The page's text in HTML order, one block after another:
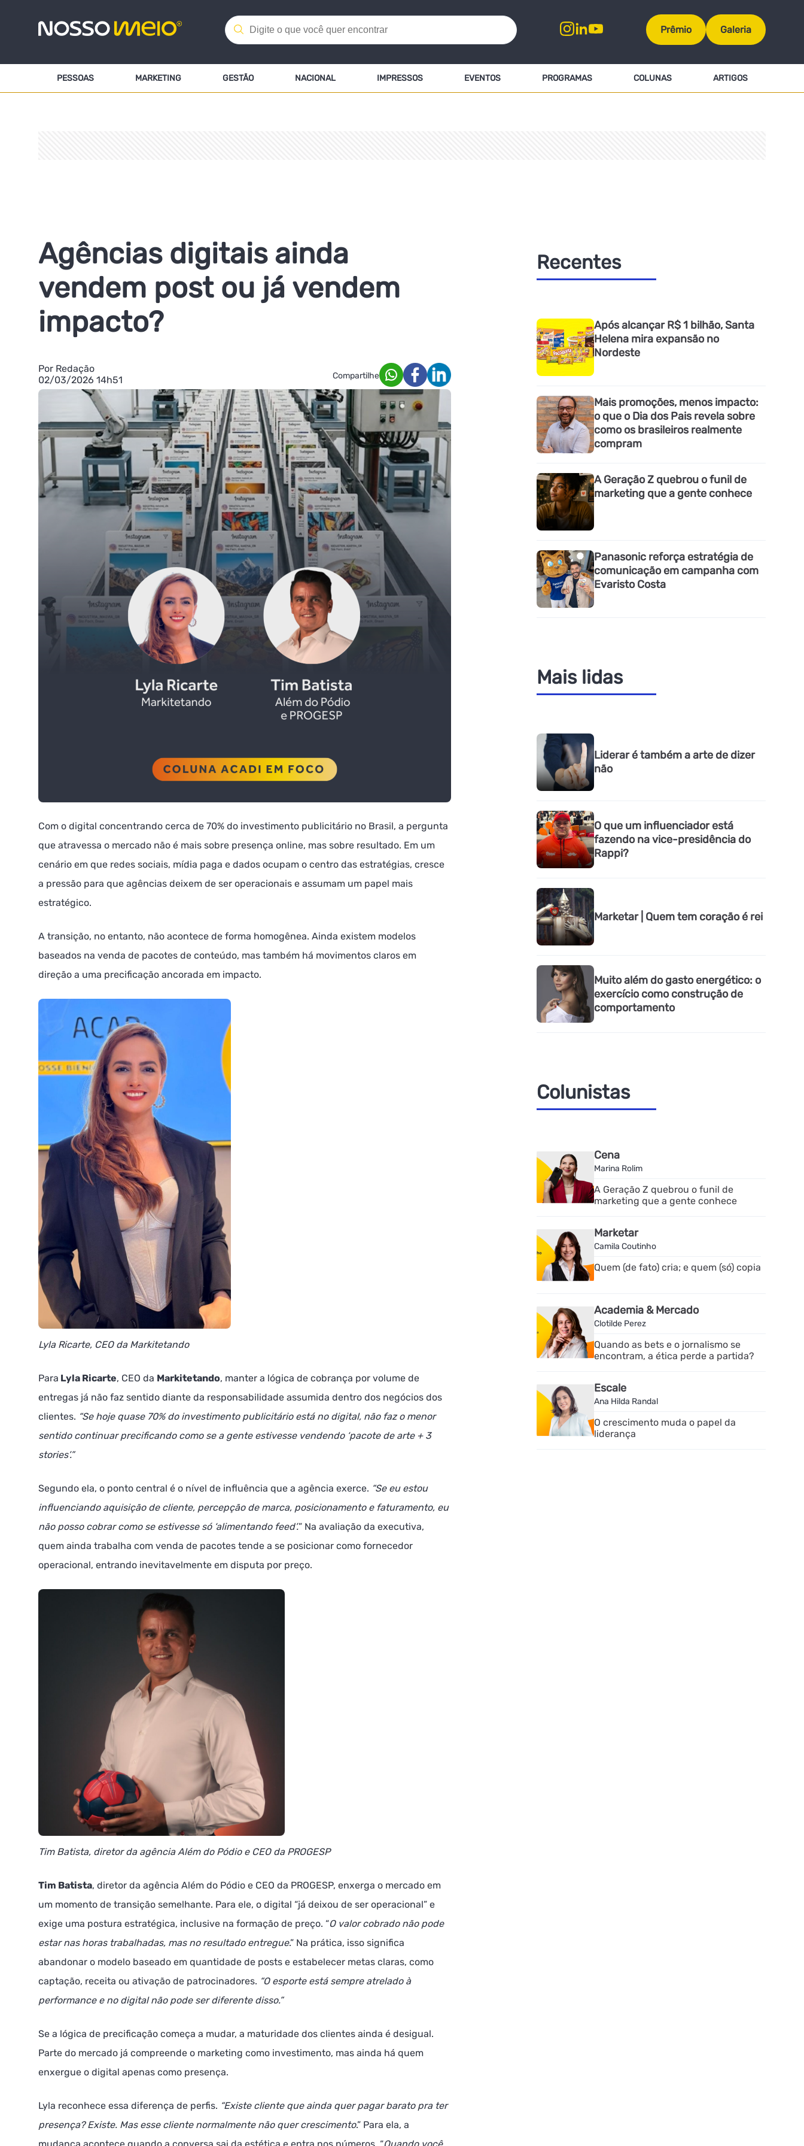
Prêmio Galeria
PESSOAS MARKETING GESTÃO NACIONAL IMPRESSOS EVENTOS PROGRAMAS COLUNAS ARTIGOS
Agências digitais ainda
vendem post ou já vendem
impacto?
Por Redação
02/03/2026 14h51
Compartilhe
Com o digital concentrando cerca de 70% do investimento publicitário no Brasil, a pergunta
que atravessa o mercado não é mais sobre presença online, mas sobre resultado. Em um
cenário em que redes sociais, mídia paga e dados ocupam o centro das estratégias, cresce
a pressão para que agências deixem de ser operacionais e assumam um papel mais
estratégico.
A transição, no entanto, não acontece de forma homogênea. Ainda existem modelos
baseados na venda de pacotes de conteúdo, mas também há movimentos claros em
direção a uma precificação ancorada em impacto.
Lyla Ricarte, CEO da Markitetando
Para Lyla Ricarte, CEO da Markitetando, manter a lógica de cobrança por volume de
entregas já não faz sentido diante da responsabilidade assumida dentro dos negócios dos
clientes. “Se hoje quase 70% do investimento publicitário está no digital, não faz o menor
sentido continuar precificando como se a gente estivesse vendendo ‘pacote de arte + 3
stories’.”
Segundo ela, o ponto central é o nível de influência que a agência exerce. “Se eu estou
influenciando aquisição de cliente, percepção de marca, posicionamento e faturamento, eu
não posso cobrar como se estivesse só ‘alimentando feed’.” Na avaliação da executiva,
quem ainda trabalha com venda de pacotes tende a se posicionar como fornecedor
operacional, entrando inevitavelmente em disputa por preço.
Tim Batista, diretor da agência Além do Pódio e CEO da PROGESP
Tim Batista, diretor da agência Além do Pódio e CEO da PROGESP, enxerga o mercado em
um momento de transição semelhante. Para ele, o digital “já deixou de ser operacional” e
exige uma postura estratégica, inclusive na formação de preço. “O valor cobrado não pode
estar nas horas trabalhadas, mas no resultado entregue.” Na prática, isso significa
abandonar o modelo baseado em quantidade de posts e estabelecer metas claras, como
captação, receita ou ativação de patrocinadores. “O esporte está sempre atrelado à
performance e no digital não pode ser diferente disso.”
Se a lógica de precificação começa a mudar, a maturidade dos clientes ainda é desigual.
Parte do mercado já compreende o marketing como investimento, mas ainda há quem
enxergue o digital apenas como presença.
Lyla reconhece essa diferença de perfis. “Existe cliente que ainda quer pagar barato pra ter
presença? Existe. Mas esse cliente normalmente não quer crescimento.” Para ela, a
Recentes
Após alcançar R$ 1 bilhão, Santa
Helena mira expansão no
Nordeste
Mais promoções, menos impacto:
o que o Dia dos Pais revela sobre
como os brasileiros realmente
compram
A Geração Z quebrou o funil de
marketing que a gente conhece
Panasonic reforça estratégia de
comunicação em campanha com
Evaristo Costa
Mais lidas
Liderar é também a arte de dizer
não
O que um influenciador está
fazendo na vice-presidência do
Rappi?
Marketar | Quem tem coração é rei
Muito além do gasto energético: o
exercício como construção de
comportamento
Colunistas
Cena
Marina Rolim
A Geração Z quebrou o funil de
marketing que a gente conhece
Marketar
Camila Coutinho
Quem (de fato) cria; e quem (só) copia
Academia & Mercado
Clotilde Perez
Quando as bets e o jornalismo se
encontram, a ética perde a partida?
Escale
Ana Hilda Randal
O crescimento muda o papel da
liderança